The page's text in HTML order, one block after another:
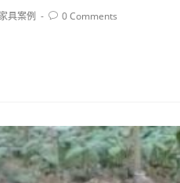
具案例 0 Comments